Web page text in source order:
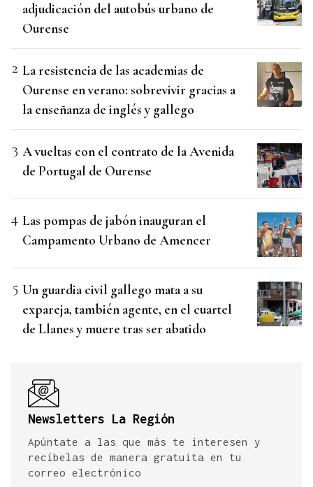
adjudicación del autobús urbano de
Ourense
La resistencia de las academias de
Ourense en verano: sobrevivir gracias a
la enseñanza de inglés y gallego
A vueltas con el contrato de la Avenida
de Portugal de Ourense
Las pompas de jabón inauguran el
Campamento Urbano de Amencer
Un guardia civil gallego mata a su
expareja, también agente, en el cuartel
de Llanes y muere tras ser abatido
Newsletters La Región
Apúntate a las que más te interesen y
recíbelas de manera gratuita en tu
correo electrónico